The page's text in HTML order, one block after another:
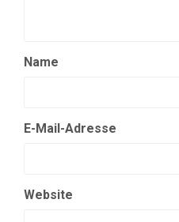
Name
E-Mail-Adresse
Website